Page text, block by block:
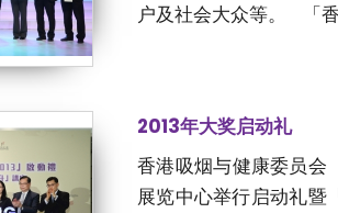
户及社会大众等。 「
2013年大奖启动礼
香港吸烟与健康委员会
展览中心举行启动礼